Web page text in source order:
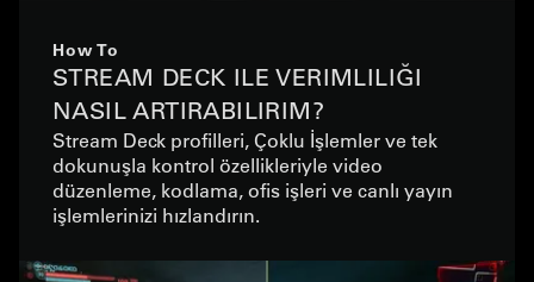
How To
STREAM DECK ILE VERIMLILIĞI
NASIL ARTIRABILIRIM?
Stream Deck profilleri, Çoklu İşlemler ve tek
dokunuşla kontrol özellikleriyle video
düzenleme, kodlama, ofis işleri ve canlı yayın
işlemlerinizi hızlandırın.